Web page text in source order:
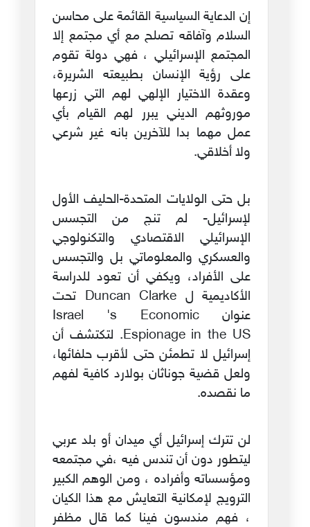
إن الدعاية السياسية القائمة على محاسن
السلام وآفاقه تصلح مع أي مجتمع إلا
المجتمع الإسرائيلي ، فهي دولة تقوم
على رؤية الإنسان بطبيعته الشريرة،
وعقدة الاختيار الإلهي لهم التي زرعها
موروثهم الديني يبرر لهم القيام بأي
عمل مهما بدا للآخرين بانه غير شرعي
ولا أخلاقي.
بل حتى الولايات المتحدة-الحليف الأول
لإسرائيل- لم تنج من التجسس
الإسرائيلي الاقتصادي والتكنولوجي
والعسكري والمعلوماتي بل والتجسس
على الأفراد، ويكفي أن تعود للدراسة
الأكاديمية ل Duncan Clarke تحت
عنوان Israel 's Economic
Espionage in the US. لتكتشف أن
إسرائيل لا تطمئن حتى لأقرب حلفائها،
ولعل قضية جوناثان بولارد كافية لفهم
ما نقصده.
لن تترك إسرائيل أي ميدان أو بلد عربي
ليتطور دون أن تندس فيه ،في مجتمعه
ومؤسساته وأفراده ، ومن الوهم الكبير
الترويج لإمكانية التعايش مع هذا الكيان
، فهم مندسون فينا كما قال مظفر